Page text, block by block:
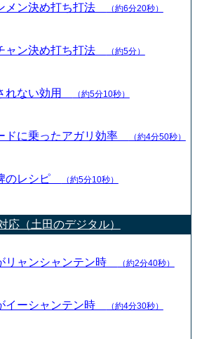
メン決め打ち打法 （約6分20秒）
ャン決め打ち打法 （約5分）
れない効用 （約5分10秒）
ドに乗ったアガリ効率 （約4分50秒）
のレシピ （約5分10秒）
応（土田のデジタル）
リャンシャンテン時 （約2分40秒）
イーシャンテン時 （約4分30秒）